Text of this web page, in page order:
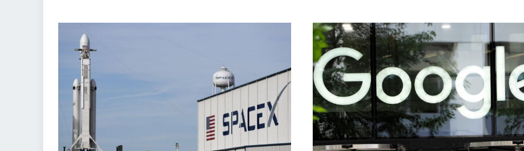
Mütəxəssislər isə son aylarda iri şirkətlərə qarşı
kiberhücumların və fidyə proqramlarının sayının artdığına
diqqət çəkirlər.
dünya məlumatlarının emalı sahəsində əməkdaşlıq
edəcəklər. Layihənin məqsədi humanoid robotların ətraf
mühiti daha yaxşı anlamasını və mürəkkəb tapşırıqları
müstəqil yerinə yetirməsini təmin edən texnologiyaların
hazırlanmasıdır.